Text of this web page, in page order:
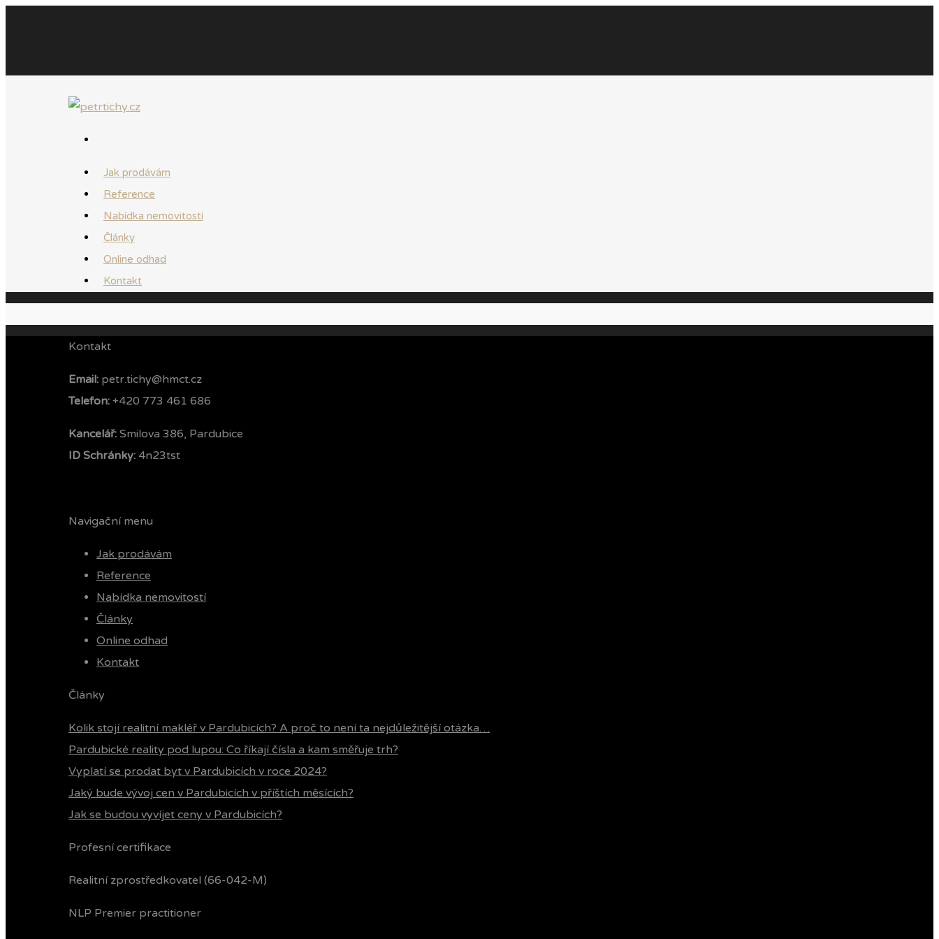
Jak prodávám
Reference
Nabídka nemovitostí
Články
Online odhad
Kontakt
Kontakt
Email: petr.tichy@hmct.cz
Telefon: ‭ +420 773 461 686‬
Kancelář: Smilova 386, Pardubice
ID Schránky: 4n23tst
Navigační menu
Jak prodávám
Reference
Nabídka nemovitostí
Články
Online odhad
Kontakt
Články
Kolik stojí realitní makléř v Pardubicích? A proč to není ta nejdůležitější otázka…
Pardubické reality pod lupou: Co říkají čísla a kam směřuje trh?
Vyplatí se prodat byt v Pardubicích v roce 2024?
Jaký bude vývoj cen v Pardubicích v příštích měsících?
Jak se budou vyvíjet ceny v Pardubicích?
Profesní certifikace
Realitní zprostředkovatel (66-042-M)
NLP Premier practitioner